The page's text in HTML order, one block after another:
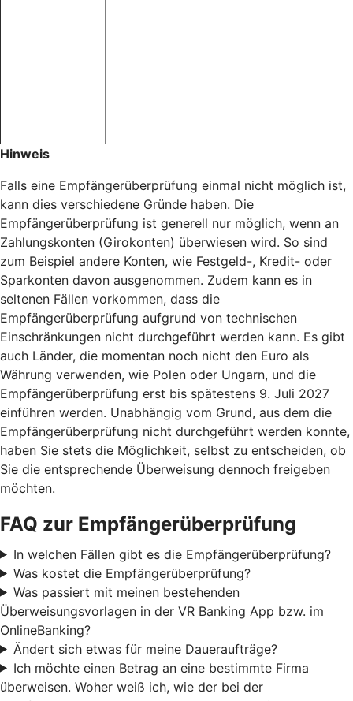
Hinweis
Falls eine Empfängerüberprüfung einmal nicht möglich ist,
kann dies verschiedene Gründe haben. Die
Empfängerüberprüfung ist generell nur möglich, wenn an
Zahlungskonten (Girokonten) überwiesen wird. So sind
zum Beispiel andere Konten, wie Festgeld-, Kredit- oder
Sparkonten davon ausgenommen. Zudem kann es in
seltenen Fällen vorkommen, dass die
Empfängerüberprüfung aufgrund von technischen
Einschränkungen nicht durchgeführt werden kann. Es gibt
auch Länder, die momentan noch nicht den Euro als
Währung verwenden, wie Polen oder Ungarn, und die
Empfängerüberprüfung erst bis spätestens 9. Juli 2027
einführen werden. Unabhängig vom Grund, aus dem die
Empfängerüberprüfung nicht durchgeführt werden konnte,
haben Sie stets die Möglichkeit, selbst zu entscheiden, ob
Sie die entsprechende Überweisung dennoch freigeben
möchten.
FAQ zur Empfängerüberprüfung
In welchen Fällen gibt es die Empfängerüberprüfung?
Was kostet die Empfängerüberprüfung?
Was passiert mit meinen bestehenden
Überweisungsvorlagen in der VR Banking App bzw. im
OnlineBanking?
Ändert sich etwas für meine Daueraufträge?
Ich möchte einen Betrag an eine bestimmte Firma
überweisen. Woher weiß ich, wie der bei der